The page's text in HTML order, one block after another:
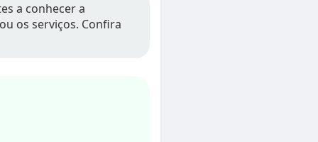
a conhecer a
os serviços. Confira